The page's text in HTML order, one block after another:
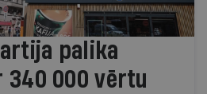
palika
340 000 vērtu